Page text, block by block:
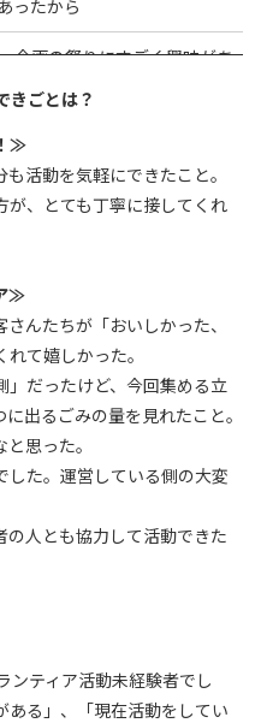
ったから
企画の祭りにすごく興味があっ
きごとは？
≫
活動を気軽にできたこと。
が、とても丁寧に接してくれ
≫
んたちが「おいしかった、
て嬉しかった。
」だったけど、今回集める立
出るごみの量を見れたこと。
思った。
した。運営している側の大変
の人とも協力して活動できた
ンティア活動未経験者でし
ある」、「現在活動をしてい